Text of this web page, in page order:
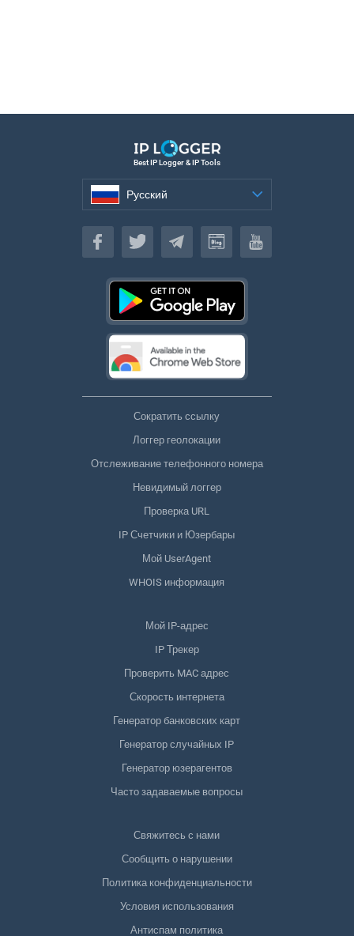
Best IP Logger & IP Tools
Русский
Русский
Сократить ссылку
Логгер геолокации
Отслеживание телефонного номера
Невидимый логгер
Проверка URL
IP Счетчики и Юзербары
Мой UserAgent
WHOIS информация
Мой IP-адрес
IP Трекер
Проверить MAC адрес
Скорость интернета
Генератор банковских карт
Генератор случайных IP
Генератор юзерагентов
Часто задаваемые вопросы
Свяжитесь с нами
Сообщить о нарушении
Политика конфиденциальности
Условия использования
Антиспам политика